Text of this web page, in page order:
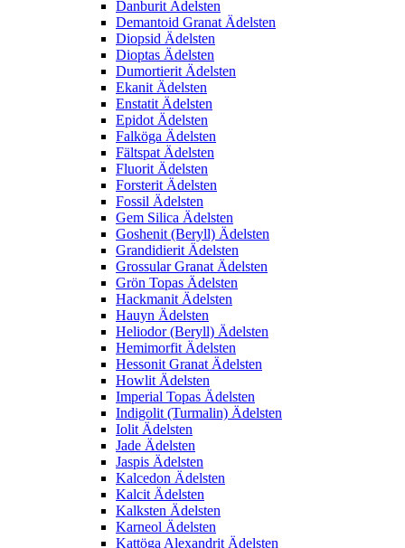
Danburit Ädelsten
Demantoid Granat Ädelsten
Diopsid Ädelsten
Dioptas Ädelsten
Dumortierit Ädelsten
Ekanit Ädelsten
Enstatit Ädelsten
Epidot Ädelsten
Falköga Ädelsten
Fältspat Ädelsten
Fluorit Ädelsten
Forsterit Ädelsten
Fossil Ädelsten
Gem Silica Ädelsten
Goshenit (Beryll) Ädelsten
Grandidierit Ädelsten
Grossular Granat Ädelsten
Grön Topas Ädelsten
Hackmanit Ädelsten
Hauyn Ädelsten
Heliodor (Beryll) Ädelsten
Hemimorfit Ädelsten
Hessonit Granat Ädelsten
Howlit Ädelsten
Imperial Topas Ädelsten
Indigolit (Turmalin) Ädelsten
Iolit Ädelsten
Jade Ädelsten
Jaspis Ädelsten
Kalcedon Ädelsten
Kalcit Ädelsten
Kalksten Ädelsten
Karneol Ädelsten
Kattöga Alexandrit Ädelsten